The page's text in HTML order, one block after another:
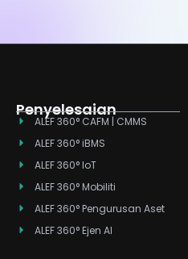
Penyelesaian
ALEF 360° CAFM | CMMS
ALEF 360° iBMS
ALEF 360° IoT
ALEF 360° Mobiliti
ALEF 360° Pengurusan Aset
ALEF 360° Ejen AI